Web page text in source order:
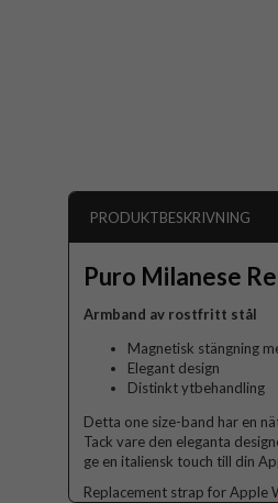
PRODUKTBESKRIVNING
Puro Milanese
Armband av rostfritt stål
Magnetisk stängning
Elegant design
Distinkt ytbehandling
Detta one size-band har en
Tack vare den eleganta
ge en italiensk touch till din
Replacement strap for Apple